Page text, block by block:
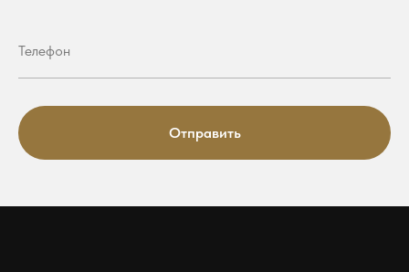
Отправить